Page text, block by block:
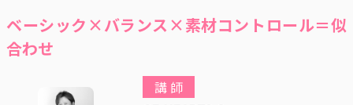
ベーシック×バランス×素材コントロール＝似
合わせ
講 師